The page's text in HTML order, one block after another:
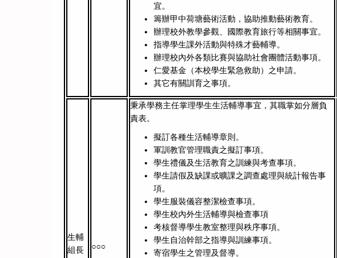
宜。
籌辦甲中荷塘藝術活動，協助推動藝術教育。
辦理校外教學參觀、國際教育旅行等相關事宜。
指導學生課外活動與特殊才藝輔導。
辦理校內外各類比賽與協助社會團體活動事項。
仁愛基金（本校學生緊急救助）之申請。
其它有關訓育之事項。
生輔
組長
○○○
秉承學務主任掌理學生生活輔導事宜，其職掌如分層負
責表。
擬訂各種生活輔導章則。
軍訓教官管理職責之擬訂事項。
學生禮儀及生活教育之訓練與考查事項。
學生請假及缺課或曠課之調查處理與統計報告事
項。
學生服裝儀容整潔檢查事項。
學生校內外生活輔導與檢查事項
考核督導學生教室整理與秩序事項。
學生自治幹部之指導與訓練事項。
寄宿學生之管理及督導。